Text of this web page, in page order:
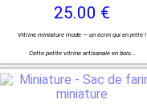
25.00 €
Vitrine miniature mode — un écrin qui en jette !
Cette petite vitrine artisanale en bois...